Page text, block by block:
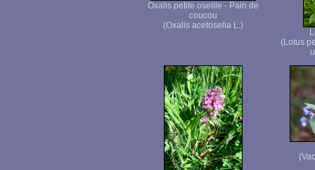
Oxalis petite oseille - Pain de
coucou
(Oxalis acetosella L.)
(Lotus